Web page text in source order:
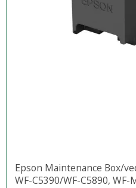
Epson Maintenance Box/
WF-C5390/WF-C5890, WF-